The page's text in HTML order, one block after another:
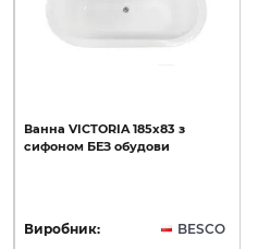
Ванна VICTORIA 185х83 з
сифоном БЕЗ обудови
Виробник: BESCO